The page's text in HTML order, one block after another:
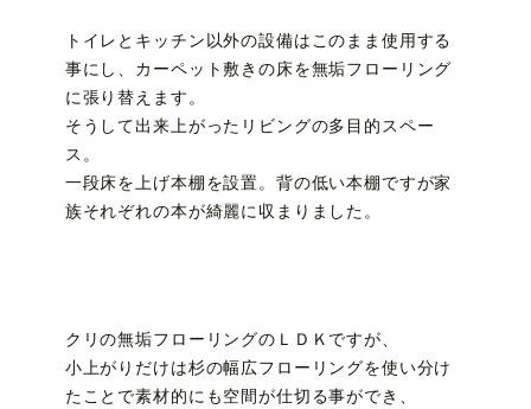
トイレとキッチン以外の設備はこのまま使用する
事にし、カーペット敷きの床を無垢フローリング
に張り替えます。
そうして出来上がったリビングの多目的スペー
ス。
一段床を上げ本棚を設置。背の低い本棚ですが家
族それぞれの本が綺麗に収まりました。
クリの無垢フローリングのＬＤＫですが、
小上がりだけは杉の幅広フローリングを使い分け
たことで素材的にも空間が仕切る事ができ、